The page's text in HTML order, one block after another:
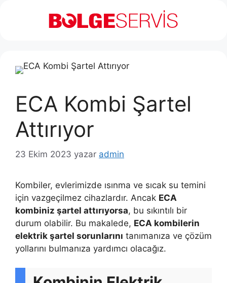
ECA Kombi Şartel
Attırıyor
23 Ekim 2023 yazar admin
Kombiler, evlerimizde ısınma ve sıcak su temini
için vazgeçilmez cihazlardır. Ancak ECA
kombiniz şartel attırıyorsa, bu sıkıntılı bir
durum olabilir. Bu makalede, ECA kombilerin
elektrik şartel sorunlarını tanımanıza ve çözüm
yollarını bulmanıza yardımcı olacağız.